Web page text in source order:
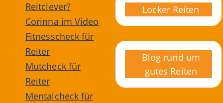
Reitclever?
Corinna im Video
Fitnesscheck für
Reiter
Mutcheck für
Reiter
Mentalcheck für
Locker Reiten
Blog rund um
gutes Reiten